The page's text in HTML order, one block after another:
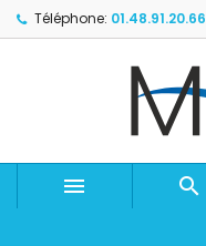
Téléphone: 01.48.91.20.66
 